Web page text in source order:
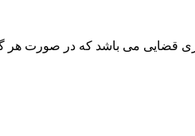
قضایی می باشد که در صورت هر